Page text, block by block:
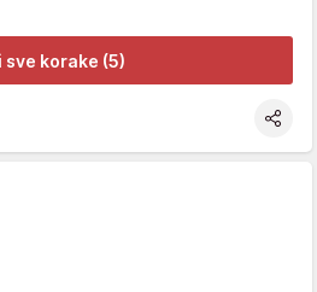
sve korake (5)